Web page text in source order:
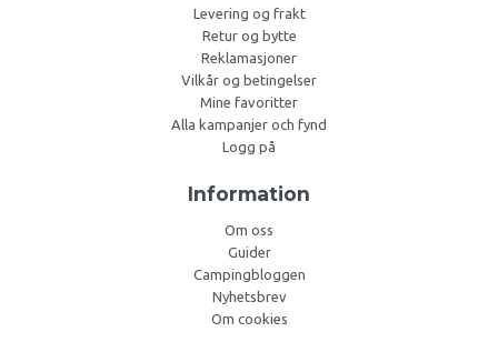
Levering og frakt
Retur og bytte
Reklamasjoner
Vilkår og betingelser
Mine favoritter
Alla kampanjer och fynd
Logg på
Information
Om oss
Guider
Campingbloggen
Nyhetsbrev
Om cookies